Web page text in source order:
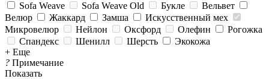
Sofa Weave
Sofa Weave Old Букле
Вельвет
Велюр
Жаккард Замша
Искусственный мех
Микровелюр
Нейлон Оксфорд Олефин
Рогожка
Спандекс
Шенилл Шерсть
Экокожа
+ Еще
? Примечание
Показать